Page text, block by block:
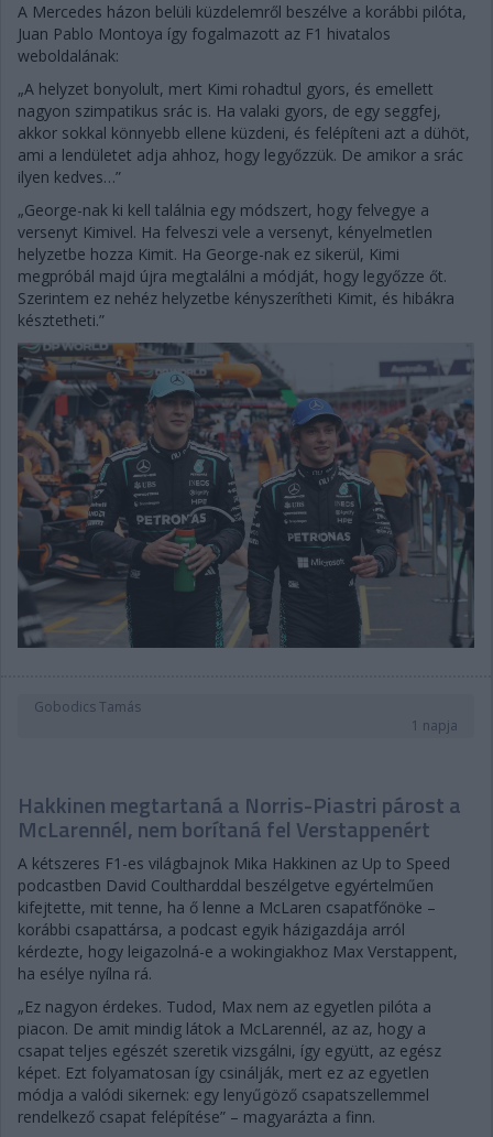
A Mercedes házon belüli küzdelemről beszélve a korábbi pilóta,
Juan Pablo Montoya így fogalmazott az F1 hivatalos
weboldalának:
„A helyzet bonyolult, mert Kimi rohadtul gyors, és emellett
nagyon szimpatikus srác is. Ha valaki gyors, de egy seggfej,
akkor sokkal könnyebb ellene küzdeni, és felépíteni azt a dühöt,
ami a lendületet adja ahhoz, hogy legyőzzük. De amikor a srác
ilyen kedves…”
„George-nak ki kell találnia egy módszert, hogy felvegye a
versenyt Kimivel. Ha felveszi vele a versenyt, kényelmetlen
helyzetbe hozza Kimit. Ha George-nak ez sikerül, Kimi
megpróbál majd újra megtalálni a módját, hogy legyőzze őt.
Szerintem ez nehéz helyzetbe kényszerítheti Kimit, és hibákra
késztetheti.”
Gobodics Tamás
1 napja
Hakkinen megtartaná a Norris-Piastri párost a
McLarennél, nem borítaná fel Verstappenért
A kétszeres F1-es világbajnok Mika Hakkinen az Up to Speed
podcastben David Coultharddal beszélgetve egyértelműen
kifejtette, mit tenne, ha ő lenne a McLaren csapatfőnöke –
korábbi csapattársa, a podcast egyik házigazdája arról
kérdezte, hogy leigazolná-e a wokingiakhoz Max Verstappent,
ha esélye nyílna rá.
„Ez nagyon érdekes. Tudod, Max nem az egyetlen pilóta a
piacon. De amit mindig látok a McLarennél, az az, hogy a
csapat teljes egészét szeretik vizsgálni, így együtt, az egész
képet. Ezt folyamatosan így csinálják, mert ez az egyetlen
módja a valódi sikernek: egy lenyűgöző csapatszellemmel
rendelkező csapat felépítése” – magyarázta a finn.